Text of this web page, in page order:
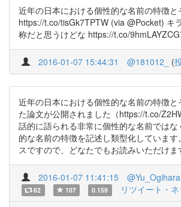
近年の日本における個性的な名前の特徴と
https://t.co/tisGk7TPTW (via @Pocket) キ
称だと思うけどな https://t.co/
2016-01-07 15:44:31 @181012_ (
近年の日本における個性的な名前の特徴
た論文が公開されました（https://t.co/
話的に語られる非常に個性的な名前では
的な名前の特徴を記述し類型化していま
スですので、どなたでもお読みいただけま
2016-01-07 11:41:15 @Yu_Ogihara
62 107 0.159 リツイート・